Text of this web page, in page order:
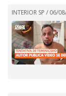
INTERIOR SP / 06/